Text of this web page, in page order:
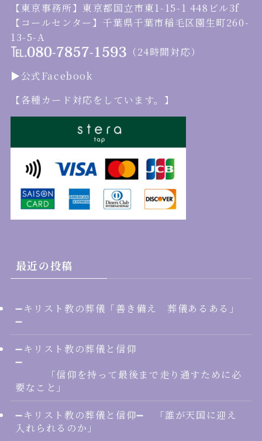
【東京事務所】東京都国立市東1-15-1 448ビル3f
【コールセンター】千葉県千葉市稲毛区園生町260-
13-5-A
（24時間対応）
▶︎公式Facebook
【各種カード対応をしています。】
最近の投稿
➖キリスト教の葬儀「善き備え 葬儀あるある」
➖
➖キリスト教の葬儀と信仰
➖
「信仰を持って最後まで走り通すために必
要なこと」
➖キリスト教の葬儀と信仰➖ 「誰が天国に迎え
入れられるのか」